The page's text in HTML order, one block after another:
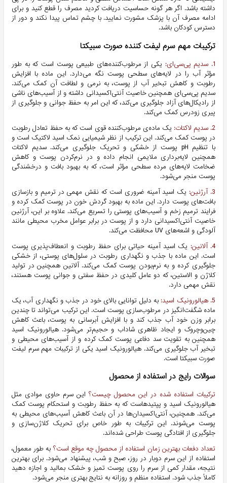
داشته باشد. اگر هر گونه حساسیت دریافت کردید مصرف را قطع کنید و برای
ادامه مصرف آن با پزشک مشورت نمایید. با چشم تماس پیدا نکند و دور از
دسترس کودکان باشد.
ترکیبات مهم سرم لیفت کننده صورت سبیکتا
1. سدیم پی‌سی‌ای:
یکی از مرطوب‌کننده‌های طبیعی پوست است که به طور
مؤثر آب را در لایه‌های سطحی پوست نگه می‌دارد. این ماده با افزایش
رطوبت و کاهش تبخیر آب از پوست، به نرمی و لطافت آن کمک می‌کند.
سدیم پی‌سی‌ای همچنین خاصیت آنتی‌اکسیدانی داشته و از آسیب‌های ناشی
از رادیکال‌های آزاد جلوگیری می‌کند، که این امر به حفظ جوانی و جلوگیری از
پیری زودرس کمک می‌کند.
2. سدیم لاکتات:
یک ماده‌ی مرطوب‌کننده قوی است که به حفظ تعادل رطوبت
در پوست کمک می‌کند. این ترکیب از نظر شیمیایی نمک اسید لاکتیک است و
با تنظیم pH پوست از خشکی و تحریک جلوگیری می‌کند. سدیم لاکتات
همچنین لایه‌برداری ملایمی انجام داده و در نرم‌کردن پوست و کاهش
ضخامت لایه‌های مرده سطحی مؤثر است، که به بهبود بافت و درخشندگی
پوست منجر می‌شود.
3. آرژنین:
یک اسید آمینه ضروری است که نقش مهمی در ترمیم و بازسازی
بافت‌های پوست دارد. این ماده به بهبود گردش خون در پوست کمک کرده و
فرایند ترمیم زخم و آسیب‌های پوستی را تسریع می‌کند. علاوه بر این، آرژنین
خاصیت آنتی‌اکسیدانی دارد و از پوست در برابر عوامل مخرب محیطی مانند
آلودگی و اشعه‌های UV محافظت می‌کند.
4. آلانین:
یک اسید آمینه حیاتی برای حفظ رطوبت و انعطاف‌پذیری پوست
است. این ماده با جذب و نگهداری رطوبت در سلول‌های پوستی، از خشکی
جلوگیری کرده و به نرم‌بودن پوست کمک می‌کند. آلانین همچنین در تولید
کلاژن و الاستین، که دو عامل کلیدی در حفظ سفتی و جوانی پوست هستند،
نقش مهمی دارد.
5. هیالورونیک اسید:
به دلیل توانایی بالای خود در جذب و نگهداری آب، یک
ماده شگفت‌انگیز در مرطوب‌سازی پوست است. این ترکیب می‌تواند تا چندین
برابر وزن خود آب جذب کند و با افزایش آبرسانی به پوست، باعث کاهش
چین‌وچروک و ایجاد ظاهری شاداب و حجیم‌تر می‌شود. هیالورونیک اسید
همچنین به تقویت سد دفاعی پوست کمک کرده و از آسیب‌های محیطی و
تبخیر آب جلوگیری می‌کند. هیالورونیک اسید یکی از ترکیبات مهم سرم لیفت
صورت سبیکتا است.
سوالات رایج در استفاده از محصول
ترکیبات استفاده شده در این محصول چیست؟ این سرم حاوی موادی مثل
هیالورونیک اسید و پپتیدهاست که به حفظ رطوبت و استحکام پوست کمک
می‌کند. همچنین، آنتی‌اکسیدان‌ها در آن باعث کاهش آسیب‌های محیطی به
پوست می‌شوند. این ترکیبات به طور خاص برای تحریک کلاژن‌سازی و
جلوگیری از افتادگی پوست طراحی شده‌اند.
تعداد دفعات بهترین زمان استفاده از محصول چه موقع است؟ به طور معمول،
استفاده از این سرم دوبار در روز، صبح و شب، پیشنهاد می‌شود. برای بهترین
نتیجه، مقدار کمی از سرم را روی پوست تمیز و خشک بمالید و اجازه دهید
کاملاً جذب شود. استفاده منظم و روزانه به نتایج بهتری منجر می‌شود.